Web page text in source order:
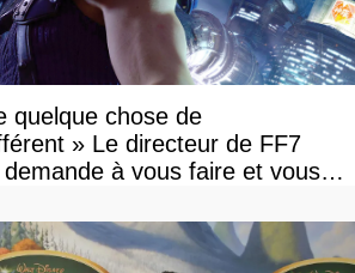
quelque chose de
» Le directeur de FF7
à vous faire et vous